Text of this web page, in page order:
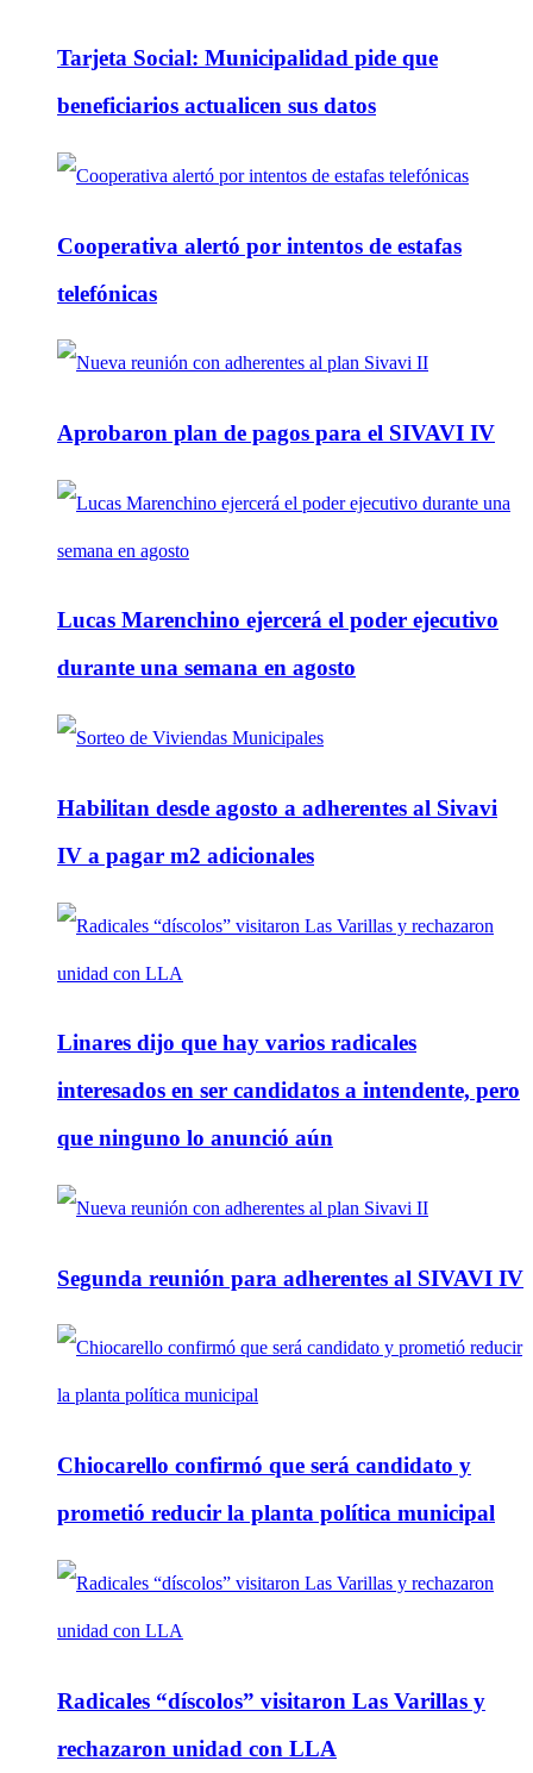
Tarjeta Social: Municipalidad pide que
beneficiarios actualicen sus datos
Cooperativa alertó por intentos de estafas
telefónicas
Aprobaron plan de pagos para el SIVAVI IV
Lucas Marenchino ejercerá el poder ejecutivo
durante una semana en agosto
Habilitan desde agosto a adherentes al Sivavi
IV a pagar m2 adicionales
Linares dijo que hay varios radicales
interesados en ser candidatos a intendente, pero
que ninguno lo anunció aún
Segunda reunión para adherentes al SIVAVI IV
Chiocarello confirmó que será candidato y
prometió reducir la planta política municipal
Radicales “díscolos” visitaron Las Varillas y
rechazaron unidad con LLA